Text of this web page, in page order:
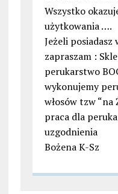
Wszystko
użytkowania ….
Jeżeli
zapraszam :
perukarstwo
wykonujemy
włosów tzw “na
praca dla
uzgodnienia
Bożena K-Sz